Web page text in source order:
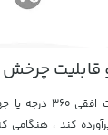
کند ،